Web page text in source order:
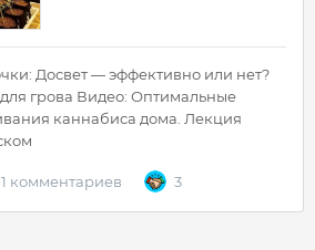
Досвет — эффективно или нет?
грова Видео: Оптимальные
каннабиса дома. Лекция
комментариев 3